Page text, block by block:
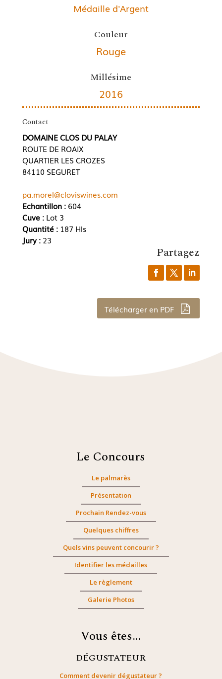
Médaille d'Argent
Couleur
Rouge
Millésime
2016
Contact
DOMAINE CLOS DU PALAY
ROUTE DE ROAIX
QUARTIER LES CROZES
84110 SEGURET
pa.morel@cloviswines.com
Echantillon :604
Cuve : Lot 3
Quantité : 187 Hls
Jury : 23
Partagez
Télécharger en PDF
Le Concours
Le palmarès
Présentation
Prochain Rendez-vous
Quelques chiffres
Quels vins peuvent concourir ?
Identifier les médailles
Le règlement
Galerie Photos
Vous êtes…
DÉGUSTATEUR
Comment devenir dégustateur ?